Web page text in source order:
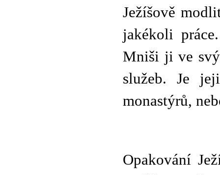
Ježíšově
jakékoli
Mniši ji ve
služeb. Je
monastýrů,
Opakování